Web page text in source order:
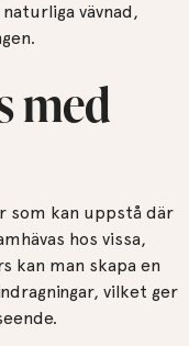
vävnad,
med
som kan uppstå där
hos vissa,
kan man skapa en
vilket ger